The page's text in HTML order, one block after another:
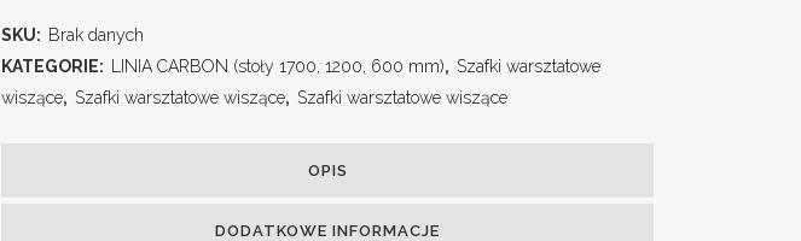
SKU: Brak danych
KATEGORIE:
LINIA CARBON (stoły 1700, 1200, 600 mm), Szafki warsztatowe
wiszące, Szafki warsztatowe wiszące, Szafki warsztatowe wiszące
OPIS
DODATKOWE INFORMACJE